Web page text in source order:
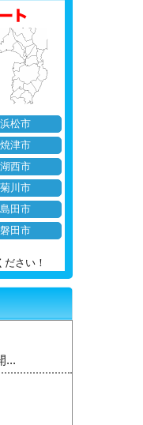
浜松市
焼津市
湖西市
菊川市
島田市
磐田市
さい！
...